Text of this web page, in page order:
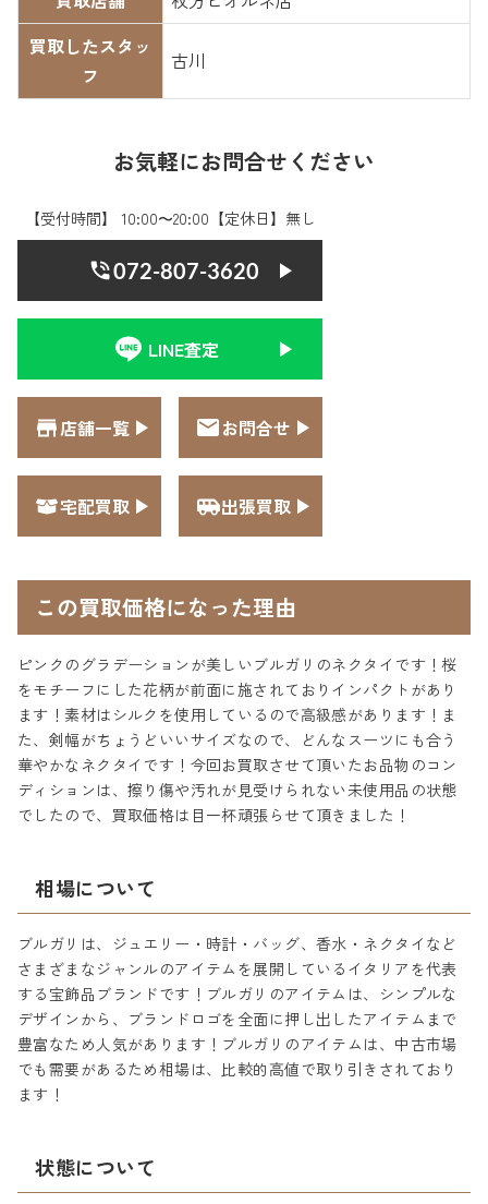
買取したスタッ
フ
古川
お気軽にお問合せください
【受付時間】 10:00〜20:00【定休日】無し
072-807-3620
LINE査定
店舗一覧 お問合せ
宅配買取 出張買取
この買取価格になった理由
ピンクのグラデーションが美しいブルガリのネクタイです！桜
をモチーフにした花柄が前面に施されておりインパクトがあり
ます！素材はシルクを使用しているので高級感があります！ま
た、剣幅がちょうどいいサイズなので、どんなスーツにも合う
華やかなネクタイです！今回お買取させて頂いたお品物のコン
ディションは、擦り傷や汚れが見受けられない未使用品の状態
でしたので、買取価格は目一杯頑張らせて頂きました！
相場について
ブルガリは、ジュエリー・時計・バッグ、香水・ネクタイなど
さまざまなジャンルのアイテムを展開しているイタリアを代表
する宝飾品ブランドです！ブルガリのアイテムは、シンプルな
デザインから、ブランドロゴを全面に押し出したアイテムまで
豊富なため人気があります！ブルガリのアイテムは、中古市場
でも需要があるため相場は、比較的高値で取り引きされており
ます！
状態について